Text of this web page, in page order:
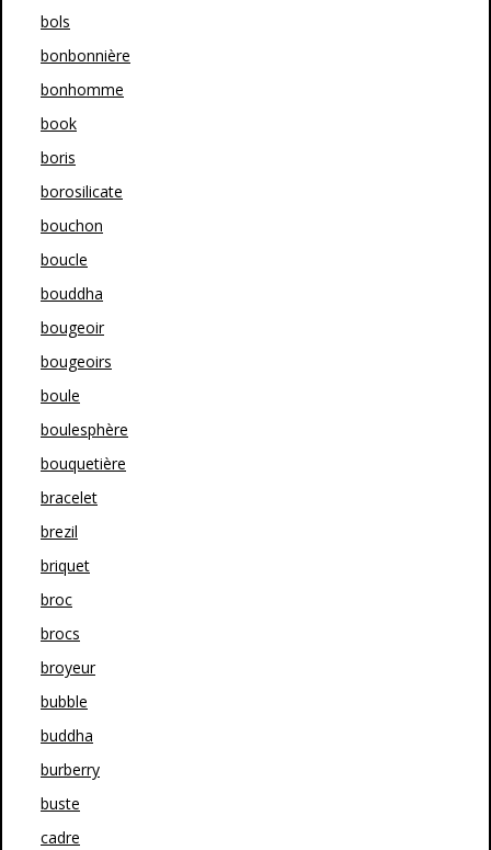
bols
bonbonnière
bonhomme
book
boris
borosilicate
bouchon
boucle
bouddha
bougeoir
bougeoirs
boule
boulesphère
bouquetière
bracelet
brezil
briquet
broc
brocs
broyeur
bubble
buddha
burberry
buste
cadre